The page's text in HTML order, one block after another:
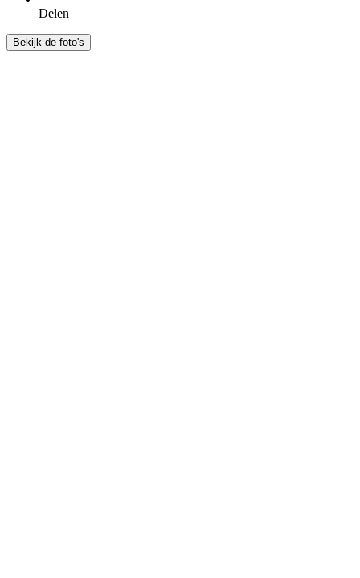
Delen
Bekijk de foto's